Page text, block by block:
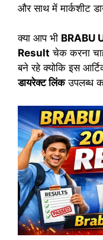
और साथ में मार्कशीट
क्या आप भी BRABU
Result चेक करना
बने रहे क्योकि इस
डायरेक्ट लिंकउपलब्ध